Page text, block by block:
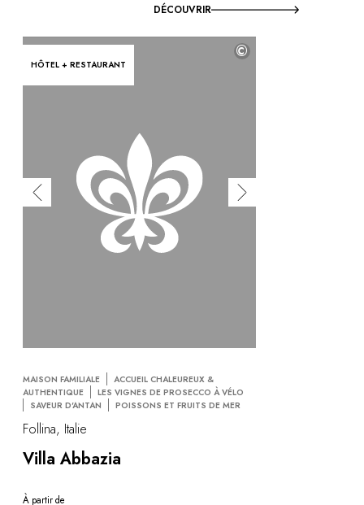
DÉCOUVRIR
HÔTEL + RESTAURANT
©
MAISON FAMILIALE
ACCUEIL CHALEUREUX &
AUTHENTIQUE
LES VIGNES DE PROSECCO À VÉLO
SAVEUR D'ANTAN
POISSONS ET FRUITS DE MER
Follina, Italie
Villa Abbazia
À partir de